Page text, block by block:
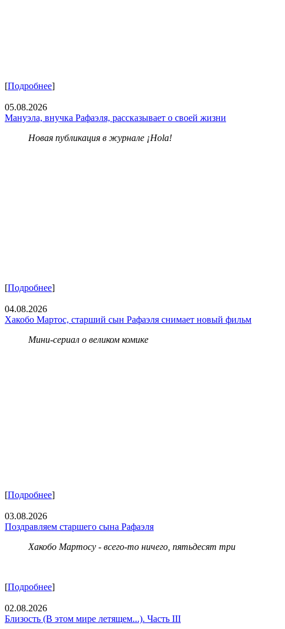
[Подробнее]
05.08.2026
Мануэла, внучка Рафаэля, рассказывает о своей жизни
Новая публикация в журнале ¡Hola!
[Подробнее]
04.08.2026
Хакобо Мартос, старший сын Рафаэля снимает новый фильм
Мини-сериал о великом комике
[Подробнее]
03.08.2026
Поздравляем старшего сына Рафаэля
Хакобо Мартосу - всего-то ничего, пятьдесят три
[Подробнее]
02.08.2026
Близость (В этом мире летящем...). Часть III